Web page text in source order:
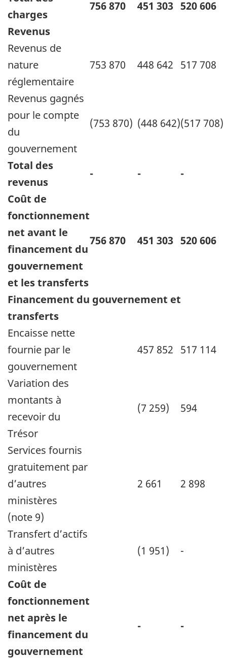
charges
756 870 451 303 520 606
Revenus
Revenus de
nature
réglementaire
753 870 448 642 517 708
Revenus gagnés
pour le compte
du
gouvernement
(753 870) (448 642)(517 708)
Total des
revenus
- -
-
Coût de
fonctionnement
net avant le
financement du
gouvernement
et les transferts
756 870 451 303 520 606
Financement du gouvernement et
transferts
Encaisse nette
fournie par le
gouvernement
457 852 517 114
Variation des
montants à
recevoir du
Trésor
(7 259) 594
Services fournis
gratuitement par
d’autres
ministères
(note 9)
2 661 2 898
Transfert d’actifs
à d’autres
ministères
(1 951) -
Coût de
fonctionnement
net après le
financement du
gouvernement
- -